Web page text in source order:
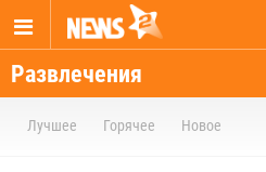
Развлечения
Лучшее Горячее Новое